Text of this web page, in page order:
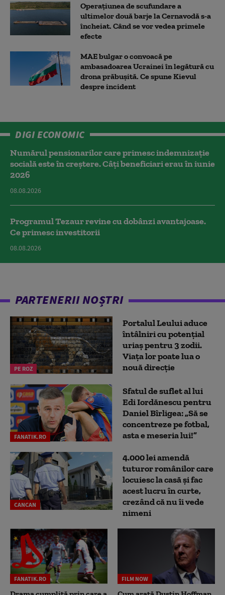
Operațiunea de scufundare a
ultimelor două barje la Cernavodă s-a
încheiat. Când se vor vedea primele
efecte
MAE bulgar o convoacă pe
ambasadoarea Ucrainei în legătură cu
drona prăbuşită. Ce spune Kievul
despre incident
DIGI ECONOMIC
Numărul pensionarilor care primesc indemnizaţie
socială este în creștere. Câți beneficiari erau în iunie
2026
08.08.2026
Programul Tezaur revine cu dobânzi avantajoase.
Ce primesc investitorii
08.08.2026
PARTENERII NOȘTRI
PE ROZ
Portalul Leului aduce
întâlniri cu potențial
uriaș pentru 3 zodii.
Viața lor poate lua o
nouă direcție
FANATIK.RO
Sfatul de suflet al lui
Edi Iordănescu pentru
Daniel Bîrligea: „Să se
concentreze pe fotbal,
asta e meseria lui!”
CANCAN
4.000 lei amendă
tuturor românilor care
locuiesc la casă și fac
acest lucru în curte,
crezând că nu îi vede
nimeni
FANATIK.RO FILM NOW